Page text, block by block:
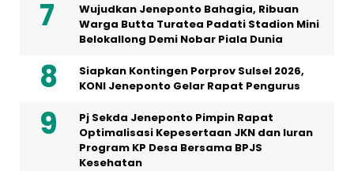
Wujudkan Jeneponto Bahagia, Ribuan
Warga Butta Turatea Padati Stadion Mini
Belokallong Demi Nobar Piala Dunia
Siapkan Kontingen Porprov Sulsel 2026,
KONI Jeneponto Gelar Rapat Pengurus
Pj Sekda Jeneponto Pimpin Rapat
Optimalisasi Kepesertaan JKN dan Iuran
Program KP Desa Bersama BPJS
Kesehatan